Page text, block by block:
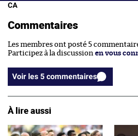
CA
Commentaires
Les membres ont posté 5
Participez à la discussion en vous
Voir les 5 commentaires
À lire aussi